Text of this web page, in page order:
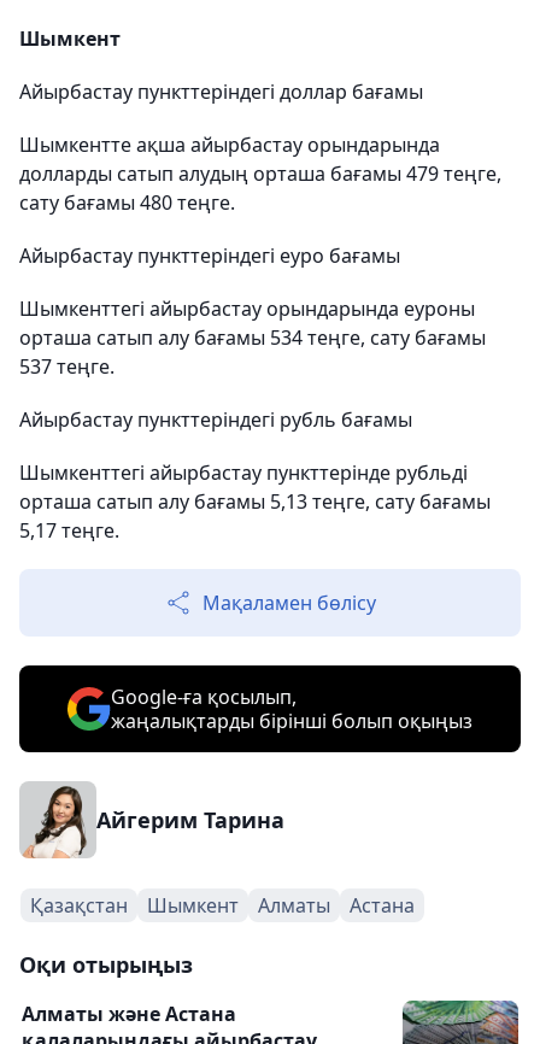
Шымкент
Айырбастау пункттеріндегі доллар бағамы
Шымкентте ақша айырбастау орындарында
долларды сатып алудың орташа бағамы 479 теңге,
сату бағамы 480 теңге.
Айырбастау пункттеріндегі еуро бағамы
Шымкенттегі айырбастау орындарында еуроны
орташа сатып алу бағамы 534 теңге, сату бағамы
537 теңге.
Айырбастау пункттеріндегі рубль бағамы
Шымкенттегі айырбастау пункттерінде рубльді
орташа сатып алу бағамы 5,13 теңге, сату бағамы
5,17 теңге.
Мақаламен бөлісу
Google-ға қосылып,
жаңалықтарды бірінші болып оқыңыз
Айгерим Тарина
Қазақстан Шымкент Алматы Астана
Оқи отырыңыз
Алматы және Астана